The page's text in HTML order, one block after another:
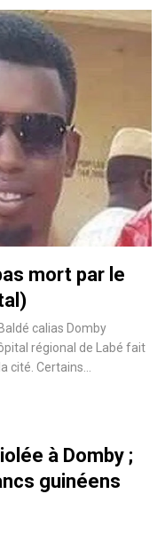
mort par le
calias Domby
régional de Labé fait
cité. Certains…
à Domby ;
guinéens